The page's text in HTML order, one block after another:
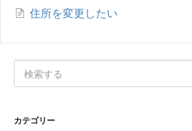
住所を変更したい
カテゴリー